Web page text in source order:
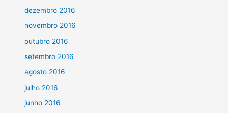
dezembro 2016
novembro 2016
outubro 2016
setembro 2016
agosto 2016
julho 2016
junho 2016